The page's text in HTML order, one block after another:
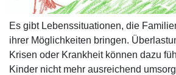
Es gibt Lebenssituationen, die
ihrer Möglichkeiten bringen.
Krisen oder Krankheit können dazu
Kinder nicht mehr ausreichend